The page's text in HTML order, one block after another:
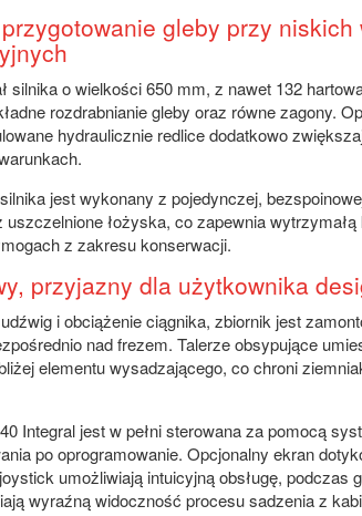
gleby przy niskich
silnika o wielkości 650 mm, z nawet 132
rozdrabnianie gleby oraz równe zagony.
hydraulicznie redlice dodatkowo
jest wykonany z pojedynczej,
uszczelnione łożyska, co zapewnia
z zakresu konserwacji.
przyjazny dla użytkownika
i obciążenie ciągnika, zbiornik jest
nad frezem. Talerze obsypujące
elementu wysadzającego, co chroni
Integral jest w pełni sterowana za pomocą
po oprogramowanie. Opcjonalny ekran
umożliwiają intuicyjną obsługę, podczas
wyraźną widoczność procesu sadzenia z